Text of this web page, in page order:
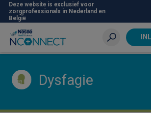
Skip
main
content
Deze website is exclusief voor
zorgprofessionals in Nederland en
België
Dysfagie